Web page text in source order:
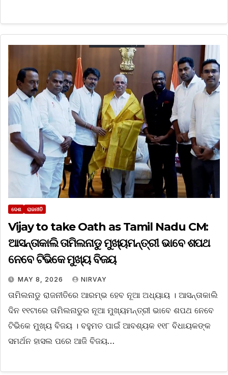
ଦେଶ ରାଜନୀତି
Vijay to take Oath as Tamil Nadu CM:
ଆସନ୍ତାକାଲି ତାମିଲନାଡୁ ମୁଖ୍ୟମନ୍ତ୍ରୀ ଭାବେ ଶପଥ
ନେବେ ଟିଭିକେ ମୁଖ୍ୟ ବିଜୟ
MAY 8, 2026 NIRVAY
ତାମିଲନାଡୁ ରାଜନୀତିରେ ଆରମ୍ଭ ହେବ ନୂଆ ଅଧ୍ୟାୟ । ଆସନ୍ତାକାଲି
ଦିନ ୧୧ଟାରେ ତାମିଲନାଡୁର ନୂଆ ମୁଖ୍ୟମନ୍ତ୍ରୀ ଭାବେ ଶପଥ ନେବେ
ଟିଭିକେ ମୁଖ୍ୟ ବିଜୟ । ବହୁମତ ପାଇଁ ଆବଶ୍ୟକ ୧୧୮ ବିଧାୟକଙ୍କ
ସମର୍ଥନ ହାସଲ ପରେ ଆଜି ବିଜୟ…